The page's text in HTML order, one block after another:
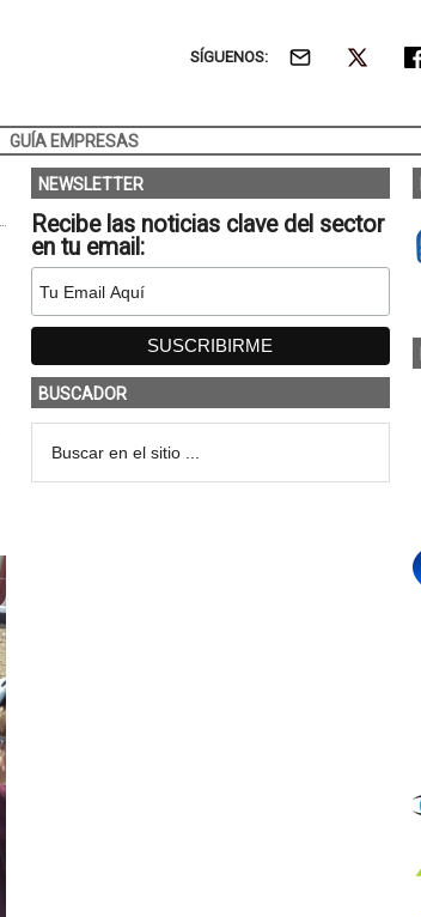
SÍGUENOS:
GUÍA EMPRESAS
NEWSLETTER
Recibe las noticias clave del sector
en tu email:
BUSCADOR